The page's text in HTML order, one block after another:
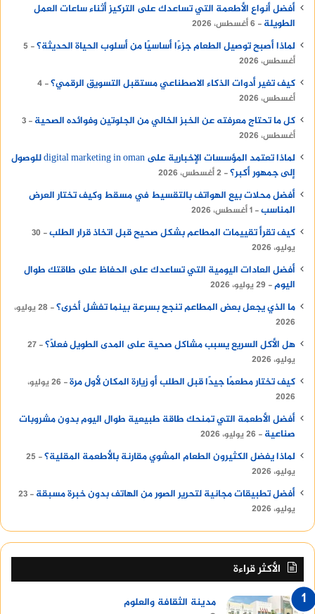
أفضل أنواع الأطعمة التي تساعدك على التركيز أثناء ساعات العمل
الطويلة
6 أغسطس، 2026
لماذا أصبح توصيل الطعام جزءًا أساسيًا من أسلوب الحياة الحديثة؟
5
أغسطس، 2026
كيف تغير أدوات الذكاء الاصطناعي مستقبل التسويق الرقمي؟ 4
أغسطس، 2026
كل ما تحتاج معرفته عن الخبز الخالي من الجلوتين وفوائده الصحية
3
أغسطس، 2026
لماذا تعتمد المؤسسات الإخبارية على digital marketing in oman للوصول
إلى جمهور أكبر؟ 2 أغسطس، 2026
أفضل محلات بيع الهواتف بالتقسيط في مسقط وكيف تختار العرض
المناسب 1 أغسطس، 2026
كيف تقرأ تقييمات المطاعم بشكل صحيح قبل اتخاذ قرار الطلب
30
يوليو، 2026
أفضل العادات اليومية التي تساعدك على الحفاظ على طاقتك طوال
اليوم
29 يوليو، 2026
ما الذي يجعل بعض المطاعم تنجح بسرعة بينما تفشل أخرى؟
28 يوليو،
2026
هل الأكل السريع يسبب مشاكل صحية على المدى الطويل فعلًا؟ 27
يوليو، 2026
كيف تختار مطعمًا جيدًا قبل الطلب أو زيارة المكان لأول مرة
26 يوليو،
2026
أفضل الأطعمة التي تمنحك طاقة طبيعية طوال اليوم بدون مشروبات
صناعية
26 يوليو، 2026
لماذا يفضل الكثيرون الطعام المشوي مقارنة بالأطعمة المقلية؟
25
يوليو، 2026
أفضل تطبيقات مجانية لتحرير الصور من الهاتف بدون خبرة مسبقة
23
يوليو، 2026
الأكثر قراءة
مدينة الثقافة والعلوم